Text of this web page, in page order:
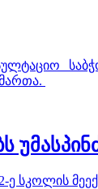
სკოლის